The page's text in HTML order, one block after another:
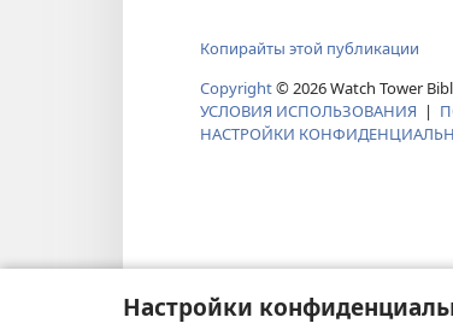
Настройки
Копирайты этой публикации
Copyright© 2026Watch Tower
УСЛОВИЯ ИСПОЛЬЗОВАНИЯ |
НАСТРОЙКИ